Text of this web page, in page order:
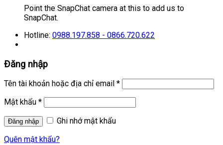
Point the SnapChat camera at this to add us to
SnapChat.
Hotline: 0988.197.858 - 0866.720.622
Đăng nhập
Tên tài khoản hoặc địa chỉ email *
Mật khẩu *
Ghi nhớ mật khẩu
Quên mật khẩu?